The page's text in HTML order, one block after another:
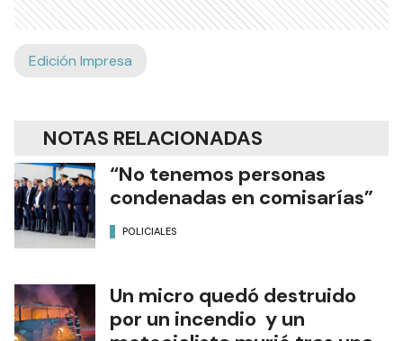
Edición Impresa
NOTAS RELACIONADAS